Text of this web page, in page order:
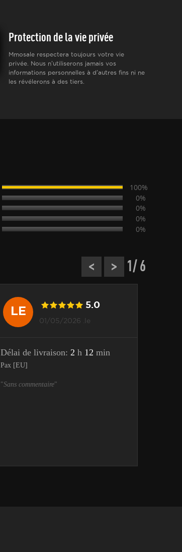
Protection de la vie privée
Mmosale respectera toujours votre vie
privée. Nous n'utiliserons jamais vos
informations personnelles à d'autres fins ni ne
les révélerons à des tiers.
100%
0%
0%
0%
0%
< > 1/ 6
LE 5.0
01/05/2026 .le
Délai de livraison: 2 h 12 min
Pax [EU]
"Sans commentaire"